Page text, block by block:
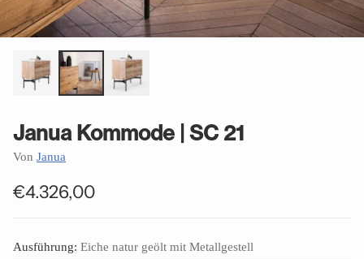
Janua Kommode | SC 21
Von Janua
Normaler
€4.326,00
Ausführung: Eiche natur geölt mit Metallgestell